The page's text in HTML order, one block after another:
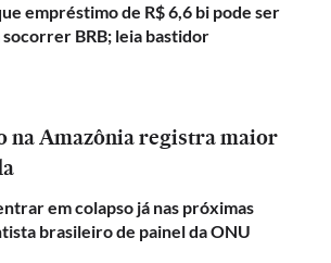
empréstimo de R$ 6,6 bi pode ser
BRB; leia bastidor
na Amazônia registra maior
em colapso já nas próximas
brasileiro de painel da ONU